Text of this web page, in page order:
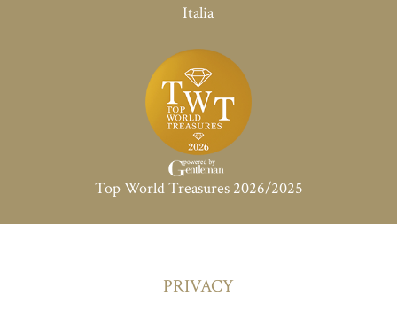
Italia
Top World Treasures 2026/2025
PRIVACY